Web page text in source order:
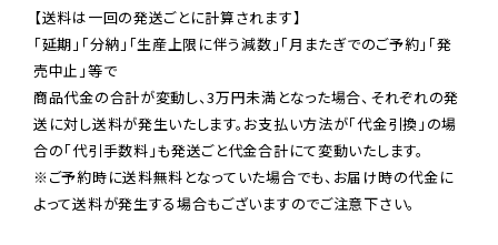
【送料は一回の発送ごとに計算されます】
「延期」「分納」「生産上限に伴う減数」「月またぎでのご予約」「発
売中止」等で
商品代金の合計が変動し、3万円未満となった場合、それぞれの発
送に対し送料が発生いたします。お支払い方法が「代金引換」の場
※ご予約時に送料無料となっていた場合でも、お届け時の代金に
よって送料が発生する場合もございますのでご注意下さい。